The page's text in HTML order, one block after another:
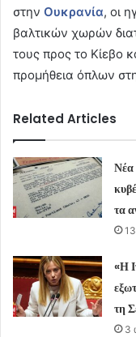
στην Ουκρανία, οι
βαλτικών χωρών
τους προς το Κίεβο
προμήθεια όπλων
Related Articles
Νέα
τα
«Η
τη
3